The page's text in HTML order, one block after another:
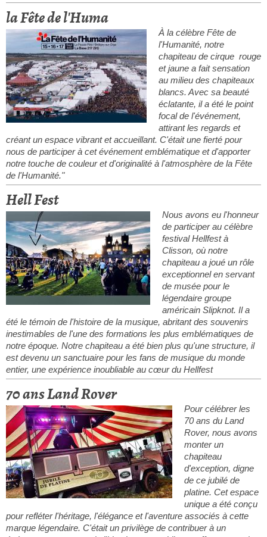
la Fête de l'Huma
À la célèbre Fête de
l'Humanité, notre
chapiteau de cirque rouge
et jaune a fait sensation
au milieu des chapiteaux
blancs. Avec sa beauté
éclatante, il a été le point
focal de l'événement,
attirant les regards et
créant un espace vibrant et accueillant. C'était une fierté pour
nous de participer à cet événement emblématique et d'apporter
notre touche de couleur et d'originalité à l'atmosphère de la Fête
de l'Humanité."
Hell Fest
Nous avons eu l'honneur
de participer au célèbre
festival Hellfest à
Clisson, où notre
chapiteau a joué un rôle
exceptionnel en servant
de musée pour le
légendaire groupe
américain Slipknot. Il a
été le témoin de l'histoire de la musique, abritant des souvenirs
inestimables de l'une des formations les plus emblématiques de
notre époque. Notre chapiteau a été bien plus qu'une structure, il
est devenu un sanctuaire pour les fans de musique du monde
entier, une expérience inoubliable au cœur du Hellfest
70 ans Land Rover
Pour célébrer les
70 ans du Land
Rover, nous avons
monter un
chapiteau
d'exception, digne
de ce jubilé de
platine. Cet espace
unique a été conçu
pour refléter l'héritage, l'élégance et l'aventure associés à cette
marque légendaire. C'était un privilège de contribuer à un